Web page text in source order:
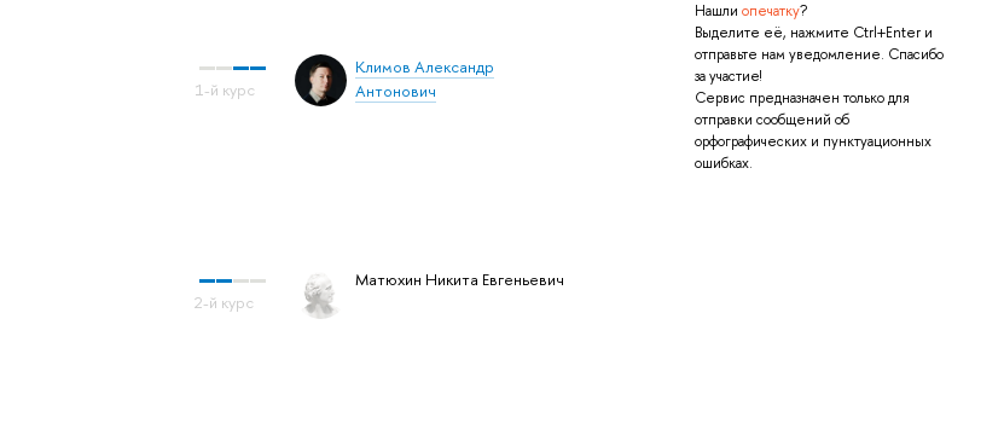
Нашли опечатку?
Выделите её, нажмите Ctrl+Enter и
отправьте нам уведомление. Спасибо
за участие!
Сервис предназначен только для
отправки сообщений об
орфографических и пунктуационных
ошибках.
Климов Александр
Антонович
Матюхин Никита Евгеньевич